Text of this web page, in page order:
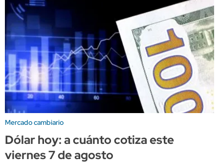
Mercado cambiario
Dólar hoy: a cuánto cotiza este
viernes 7 de agosto